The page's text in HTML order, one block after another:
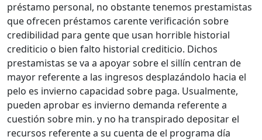
préstamo personal, no obstante tenemos prestamistas
que ofrecen préstamos carente verificación sobre
credibilidad para gente que usan horrible historial
crediticio o bien falto historial crediticio. Dichos
prestamistas se va a apoyar sobre el sillí­n centran de
mayor referente a las ingresos desplazándolo hacia el
pelo es invierno capacidad sobre paga. Usualmente,
pueden aprobar es invierno demanda referente a
cuestión sobre min. y no ha transpirado depositar el
recursos referente a su cuenta de el programa día